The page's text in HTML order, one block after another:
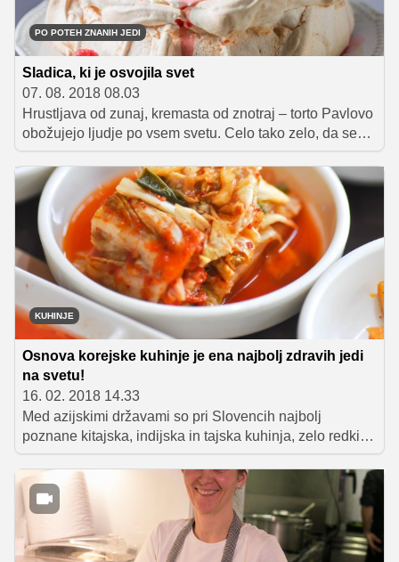
PO POTEH ZNANIH JEDI
Sladica, ki je osvojila svet
07. 08. 2018 08.03
Hrustljava od zunaj, kremasta od znotraj – torto Pavlovo
obožujejo ljudje po vsem svetu. Celo tako zelo, da se
Avstralci in Novozelandci že več desetletij prerekajo o
tem, kje so jo prvič pripravili in postregli. A ne glede na
to, kdo ima v tej 'kulinarični vojni' prav, se vsi strinjajo,
da je bila upravičeno poimenovana po prav posebni
osebi – eni najboljših baletnih plesalk vseh časov,
Rusinji Anni Pavlovi.
KUHINJE
Osnova korejske kuhinje je ena najbolj zdravih jedi
na svetu!
16. 02. 2018 14.33
Med azijskimi državami so pri Slovencih najbolj
poznane kitajska, indijska in tajska kuhinja, zelo redki
pa poznajo tipične jedi letošnje gostiteljice zimskih
olimpijskih iger, Južne Koreje. Korejska kuhinja temelji
na rižu, sveži zelenjavi, tofuju, začimbah in slovitem
kimčiju, na njihovem meniju pa se poleg govejega,
svinjskega in perutninskega znajde tudi pasje meso.